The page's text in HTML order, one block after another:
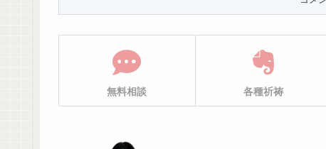
無料相談 各種祈祷